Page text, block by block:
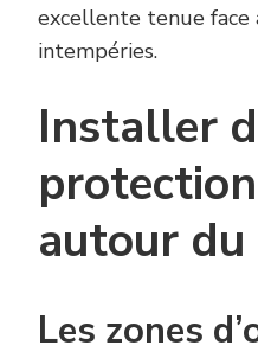
excellente tenue face
intempéries.
Installer
autour
Les zones